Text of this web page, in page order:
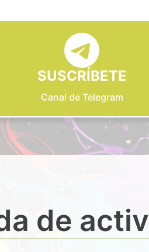
SUSCRÍBETE
Canal de Telegram
de